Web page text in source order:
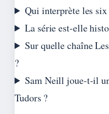
Qui interprète les
La série est-elle
Sur quelle chaîne
?
Sam Neill joue-t-il
Tudors ?